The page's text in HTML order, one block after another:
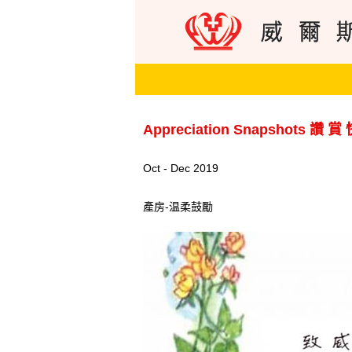
Appreciation Snapshots 讚 賞
Oct - Dec 2019
產房-温柔鼓勵